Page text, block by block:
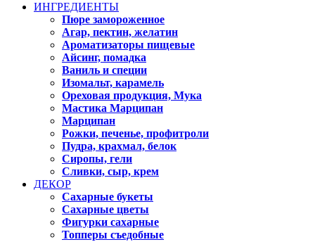
ИНГРЕДИЕНТЫ
Пюре замороженное
Агар, пектин, желатин
Ароматизаторы пищевые
Айсинг, помадка
Ваниль и специи
Изомальт, карамель
Ореховая продукция, Мука
Мастика Марципан
Марципан
Рожки, печенье, профитроли
Пудра, крахмал, белок
Сиропы, гели
Сливки, сыр, крем
ДЕКОР
Сахарные букеты
Сахарные цветы
Фигурки сахарные
Топперы съедобные